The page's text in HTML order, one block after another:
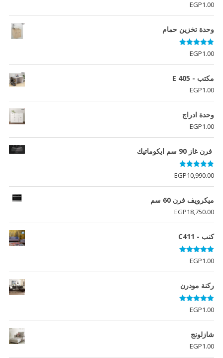
تم التقييم
5.00
من 5
EGP1.00
وحدة تخزين حمام
تم التقييم
5.00
من 5
EGP1.00
مكتب - E 405
EGP1.00
وحدة ادراج
EGP1.00
فرن غاز 90 سم ايكوماتيك
تم التقييم
5.00 من 5 EGP10,990.00
ميكرويف فرن 60 سم
EGP18,750.00
كنب - C411
تم التقييم
5.00
من 5
EGP1.00
ركنة مودرن
تم التقييم
5.00
من 5
EGP1.00
شازلونج
EGP1.00